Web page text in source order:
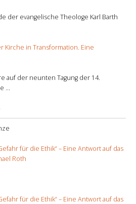
der evangelische Theologe Karl Barth
Kirche in Transformation. Eine
auf der neunten Tagung der 14.
...
für die Ethik“ – Eine Antwort auf das
Roth
für die Ethik“ – Eine Antwort auf das